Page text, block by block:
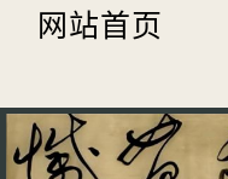
网站首页